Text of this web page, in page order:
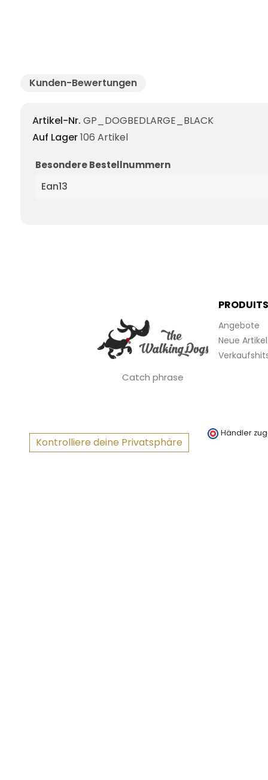
Kunden-Bewertungen
Artikel-Nr. GP_DOGBEDLARGE_BLACK
Auf Lager106 Artikel
Besondere Bestellnummern
Ean13
Catch phrase
PRODUITS
Angebote
Neue Artikel
Kontrolliere deine Privatsphäre
Händler